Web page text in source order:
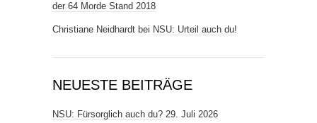
der 64 Morde Stand 2018
Christiane Neidhardt bei NSU: Urteil auch du!
NEUESTE BEITRÄGE
NSU: Fürsorglich auch du? 29. Juli 2026